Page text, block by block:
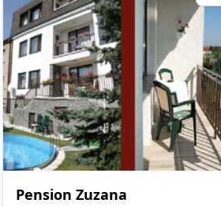
Pension Zuzana